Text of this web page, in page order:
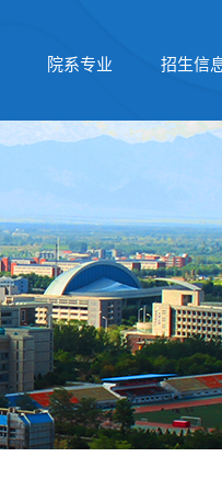
院系专业 招生信